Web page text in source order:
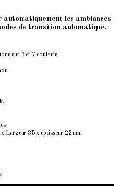
automatiquement les ambiances
de transition automatique.
sur 6 et 7 couleurs
Largeur 35 x épaisseur 22 mm